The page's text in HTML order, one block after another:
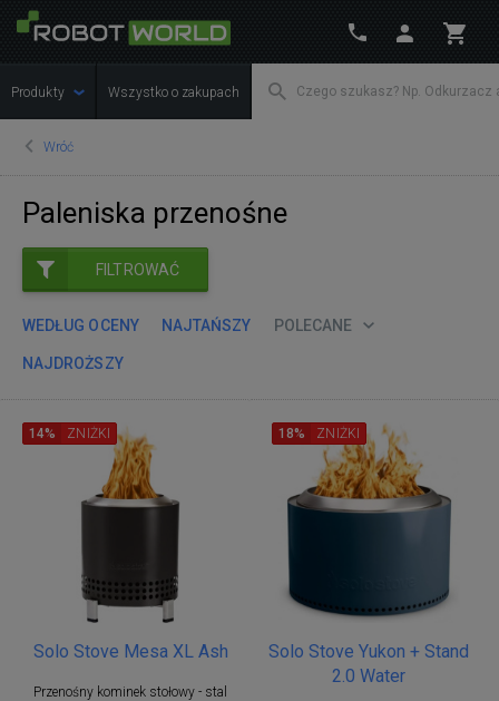
Produkty Wszystko o zakupach
Wróć
Paleniska przenośne
FILTROWAĆ
WEDŁUG OCENY NAJTAŃSZY POLECANE
NAJDROŻSZY
Solo Stove Mesa XL Ash
Przenośny kominek stołowy - stal
14% ZNIŻKI
Solo Stove Yukon + Stand
2.0 Water
18% ZNIŻKI